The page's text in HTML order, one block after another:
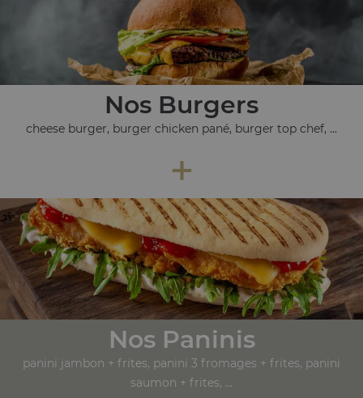
Nos Burgers
cheese burger, burger chicken pané, burger top chef, ...
+
Nos Paninis
panini jambon + frites, panini 3 fromages + frites, panini
saumon + frites, ...